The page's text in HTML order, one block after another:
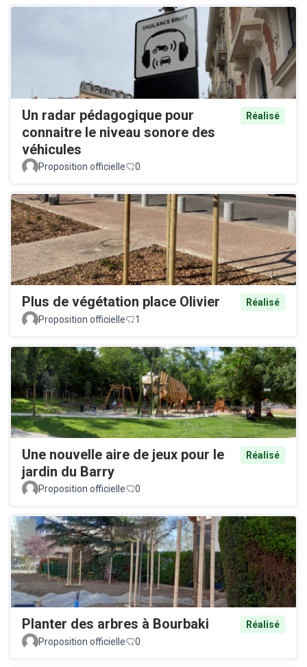
Un radar pédagogique pour
connaitre le niveau sonore des
véhicules
Réalisé
Proposition officielle 0
Plus de végétation place Olivier
Réalisé
Proposition officielle
1
Une nouvelle aire de jeux pour le
jardin du Barry
Réalisé
Proposition officielle 0
Planter des arbres à Bourbaki
Réalisé
Proposition officielle
0